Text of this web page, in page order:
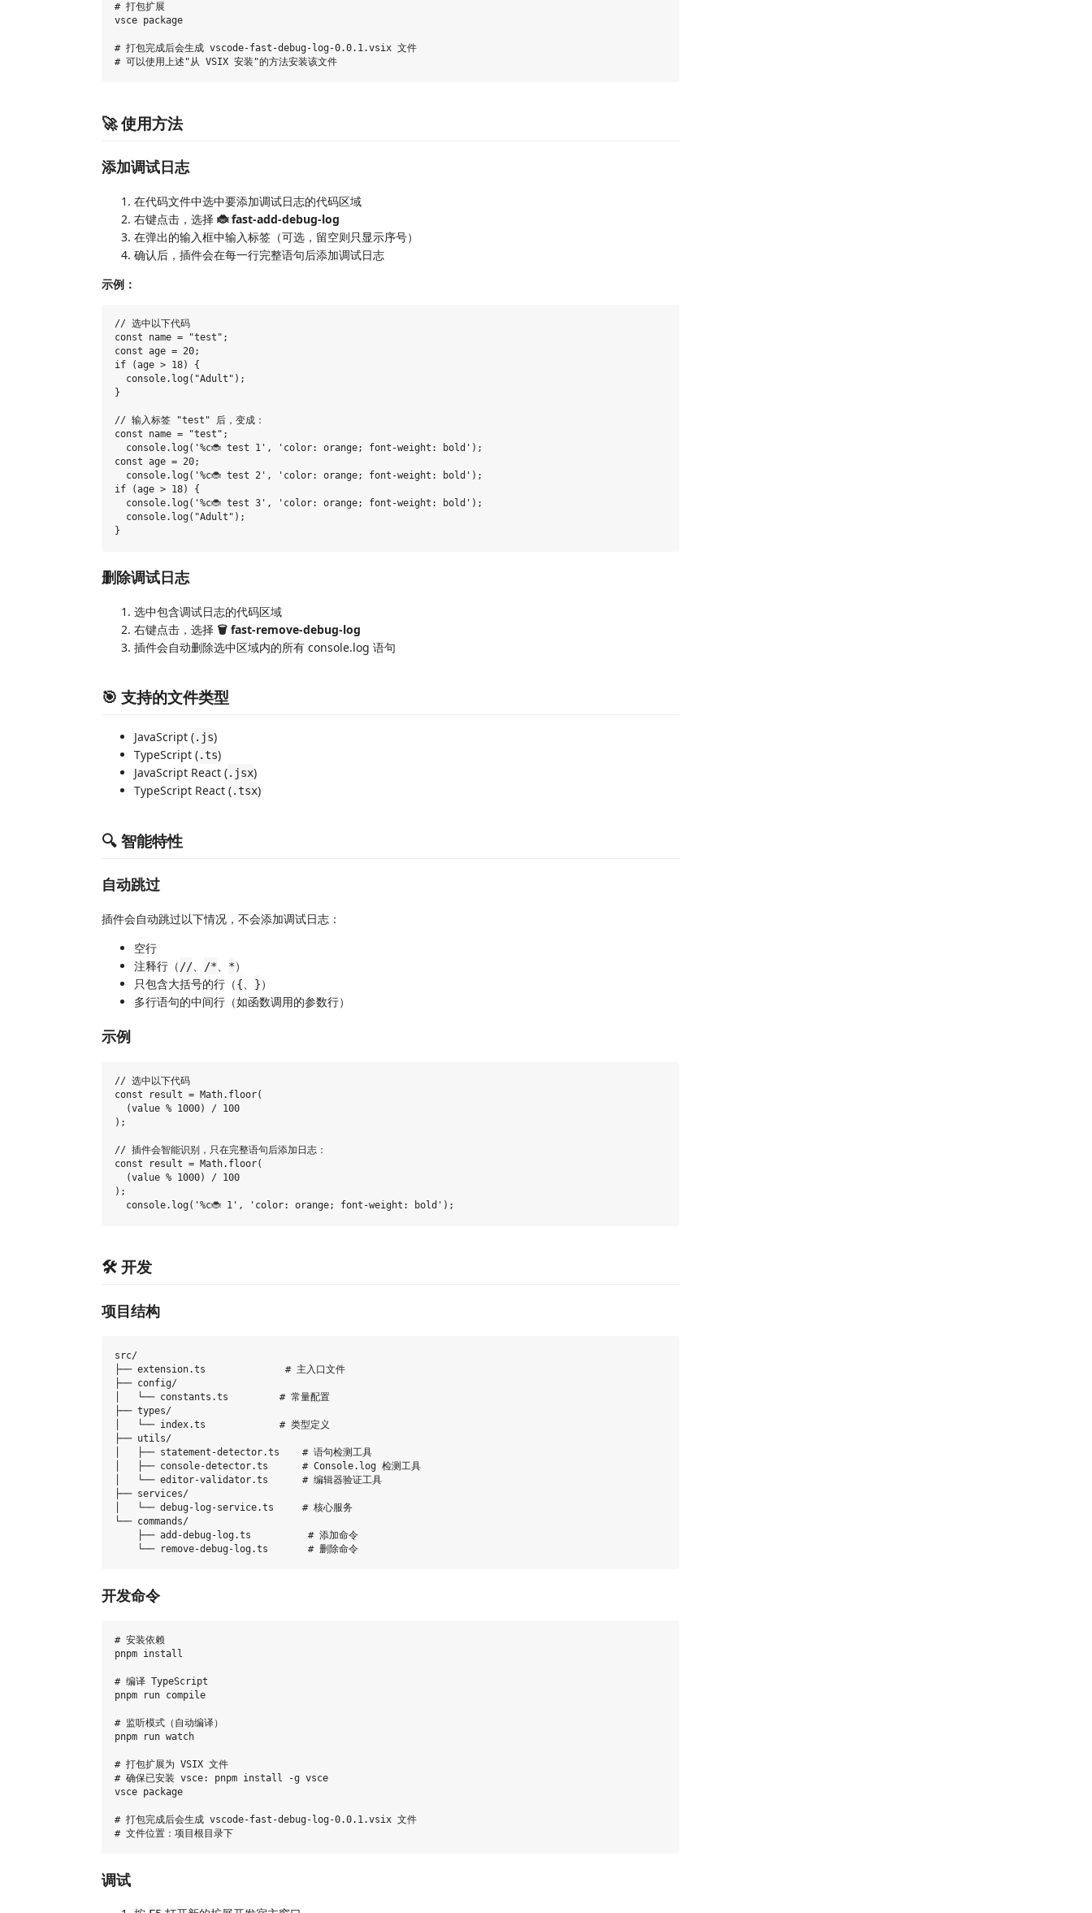
# 打包扩展
vsce package
# 打包完成后会生成 vscode-fast-debug-log-0.0.1.vsix 文件
🚀 使用方法
添加调试日志
在代码文件中选中要添加调试日志的代码区域
右键点击，选择 🐞 fast-add-debug-log
在弹出的输入框中输入标签（可选，留空则只显示序号）
确认后，插件会在每一行完整语句后添加调试日志
示例：
// 选中以下代码
const name = "test";
const age = 20;
if (age > 18) {
  console.log("Adult");
}
// 输入标签 "test" 后，变成：
const name = "test";
  console.log('%c🐞 test 1', 'color: orange; font-weight: bold');
const age = 20;
  console.log('%c🐞 test 2', 'color: orange; font-weight: bold');
if (age > 18) {
  console.log('%c🐞 test 3', 'color: orange; font-weight: bold');
  console.log("Adult");
删除调试日志
选中包含调试日志的代码区域
右键点击，选择 🗑️ fast-remove-debug-log
插件会自动删除选中区域内的所有 console.log 语句
🎯 支持的文件类型
JavaScript (.js)
TypeScript (.ts)
JavaScript React (.jsx)
TypeScript React (.tsx)
🔍 智能特性
自动跳过
插件会自动跳过以下情况，不会添加调试日志：
空行
注释行（ // /* *）
只包含大括号的行（{ }）
多行语句的中间行（如函数调用的参数行）
示例
// 选中以下代码
const result = Math.floor(
  (value % 1000) / 100
);
// 插件会智能识别，只在完整语句后添加日志：
const result = Math.floor(
  (value % 1000) / 100
);
🛠️ 开发
项目结构
src/
├── extension.ts              # 主入口文件
├── config/
│   └── constants.ts         # 常量配置
├── types/
│   └── index.ts             # 类型定义
├── utils/
│   ├── statement-detector.ts    # 语句检测工具
│   ├── console-detector.ts      # Console.log 检测工具
│   └── editor-validator.ts      # 编辑器验证工具
├── services/
│   └── debug-log-service.ts     # 核心服务
└── commands/
    ├── add-debug-log.ts          # 添加命令
开发命令
# 安装依赖
pnpm install
# 编译 TypeScript
pnpm run compile
# 监听模式（自动编译）
pnpm run watch
# 打包扩展为 VSIX 文件
# 确保已安装 vsce: pnpm install -g vsce
vsce package
# 打包完成后会生成 vscode-fast-debug-log-0.0.1.vsix 文件
调试